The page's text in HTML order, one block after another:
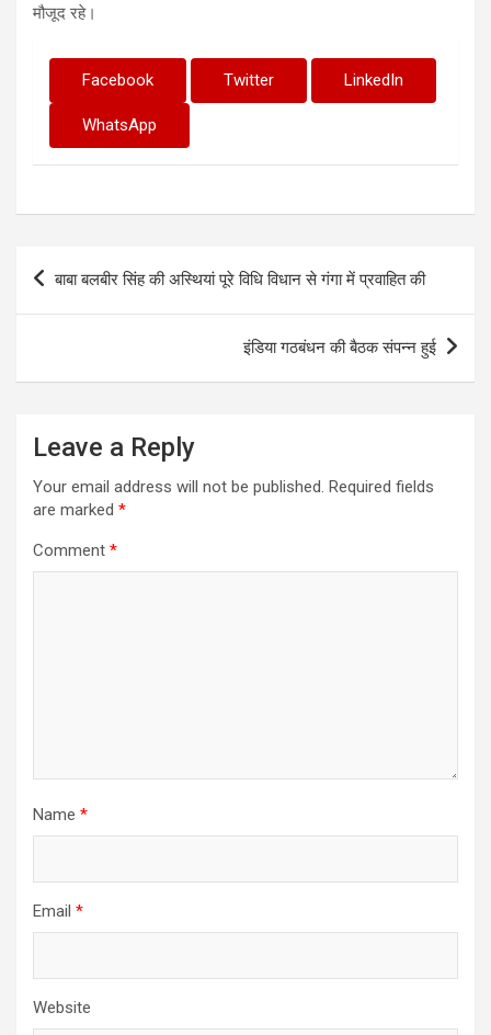
मौजूद रहे।
Facebook Twitter LinkedIn
WhatsApp
Post
बाबा बलबीर सिंह की अस्थियां पूरे विधि विधान से गंगा में प्रवाहित की
इंडिया गठबंधन की बैठक संपन्न हुई
Leave a Reply
Your email address will not be published. Required fields
are marked *
Comment *
Name *
Email *
Website